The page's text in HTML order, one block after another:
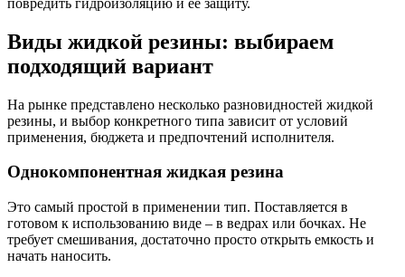
Виды жидкой резины: выбираем
подходящий вариант
На рынке представлено несколько разновидностей жидкой
резины, и выбор конкретного типа зависит от условий
применения, бюджета и предпочтений исполнителя.
Однокомпонентная жидкая резина
Это самый простой в применении тип. Поставляется в
готовом к использованию виде – в ведрах или бочках. Не
требует смешивания, достаточно просто открыть емкость и
начать наносить.